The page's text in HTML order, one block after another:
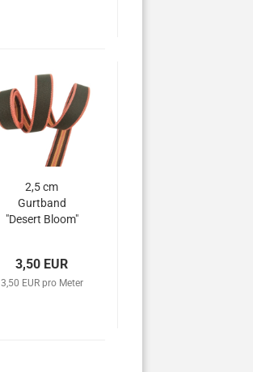
2,5 cm
Gurtband
"Desert Bloom"
3,50 EUR
3,50 EUR pro Meter